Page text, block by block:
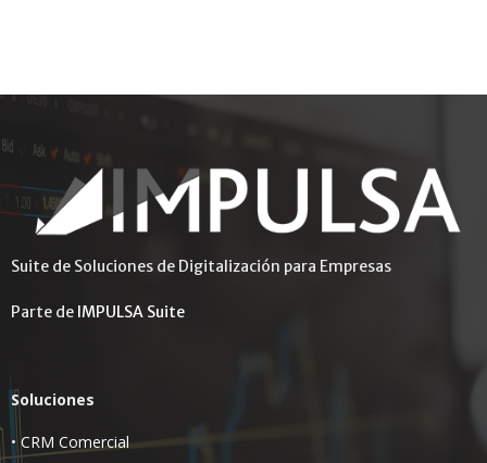
Suite de Soluciones de Digitalización para Empresas
Parte de IMPULSA Suite
Soluciones
• CRM Comercial